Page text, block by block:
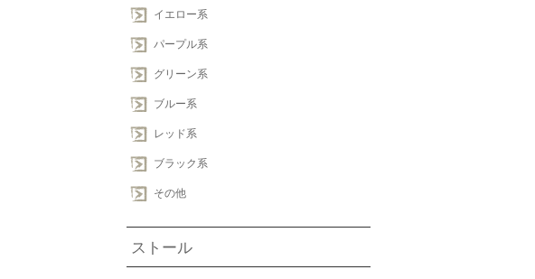
イエロー系
パープル系
グリーン系
ブルー系
レッド系
ブラック系
その他
ストール